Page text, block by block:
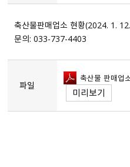
축산물판매업소 현황（2024. 1.
문의: 033-737-4403
파일
축산물 판매업
미리보기